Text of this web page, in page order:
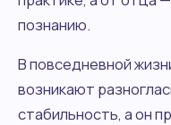
познанию.
В повседневной
возникают
стабильность, а он